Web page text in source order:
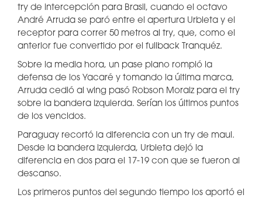
try de intercepción para Brasil, cuando el octavo
André Arruda se paró entre el apertura Urbieta y el
receptor para correr 50 metros al try, que, como el
anterior fue convertido por el fullback Tranquéz.
Sobre la media hora, un pase plano rompió la
defensa de los Yacaré y tomando la última marca,
Arruda cedió al wing pasó Robson Moraiz para el try
sobre la bandera izquierda. Serían los últimos puntos
de los vencidos.
Paraguay recortó la diferencia con un try de maul.
Desde la bandera izquierda, Urbieta dejó la
diferencia en dos para el 17-19 con que se fueron al
descanso.
Los primeros puntos del segundo tiempo los aportó el